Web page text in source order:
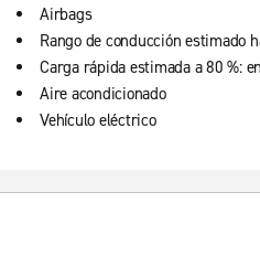
Airbags
Rango de conducción estimado
Carga rápida estimada a 80 %:
Aire acondicionado
Vehículo eléctrico